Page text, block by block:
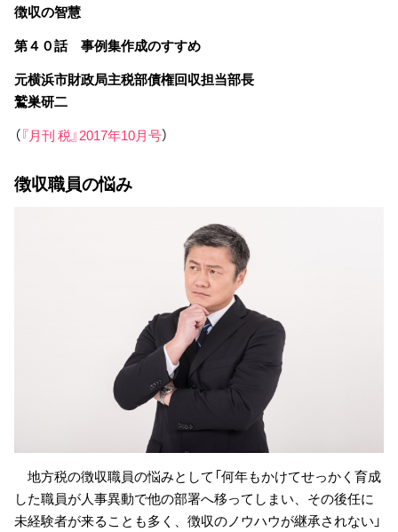
徴収の智慧
第４０話 事例集作成のすすめ
元横浜市財政局主税部債権回収担当部長
鷲巣研二
（『月刊 税』2017年10月号）
徴収職員の悩み
地方税の徴収職員の悩みとして「何年もかけてせっかく育成
した職員が人事異動で他の部署へ移ってしまい、その後任に
未経験者が来ることも多く、徴収のノウハウが継承されない」